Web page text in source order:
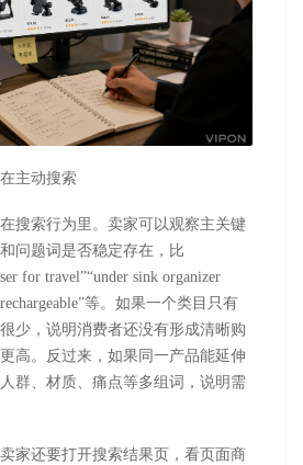
主动搜索
搜索行为里。卖家可以观察主关键
问题词是否稳定存在，比
for travel”“under sink organizer
”等。如果一个类目只有
少，说明消费者还没有形成清晰购
高。反过来，如果同一产品能延伸
群、材质、痛点等多组词，说明需
家还要打开搜索结果页，看页面商